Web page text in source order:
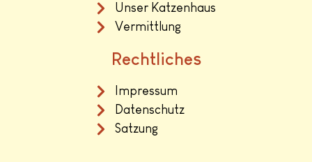
Unser Katzenhaus
Vermittlung
Rechtliches
Impressum
Datenschutz
Satzung